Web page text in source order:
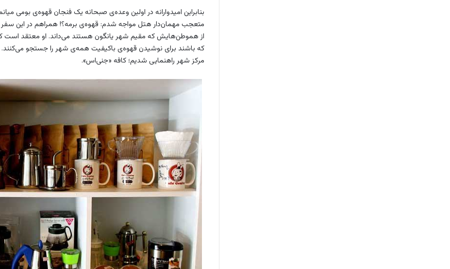
بنابراین امیدوارانه در اولین وعده‌ی صبحانه یک فنجان قهوه‌ی بومی
متعجب مهمان‌دار هتل مواجه شدم: قهوه‌ی برمه؟! همراهم در این
از هموطن‌هایش که مقیم شهر یانگون هستند می‌داند. او معتقد است
که باشند برای نوشیدن قهوه‌ی باکیفیت همه‌ی شهر را جستجو می‌کنند.
مرکز شهر راهنمایی شدیم؛ کافه «جنی‌اس».